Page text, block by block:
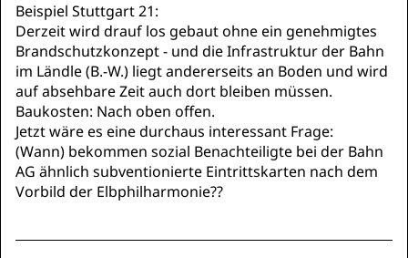
Beispiel Stuttgart 21:
Derzeit wird drauf los gebaut ohne ein genehmigtes
Brandschutzkonzept - und die Infrastruktur der Bahn
im Ländle (B.-W.) liegt andererseits an Boden und wird
auf absehbare Zeit auch dort bleiben müssen.
Baukosten: Nach oben offen.
Jetzt wäre es eine durchaus interessant Frage:
(Wann) bekommen sozial Benachteiligte bei der Bahn
AG ähnlich subventionierte Eintrittskarten nach dem
Vorbild der Elbphilharmonie??